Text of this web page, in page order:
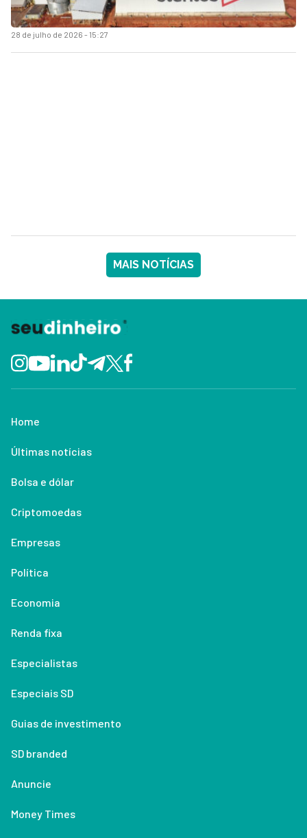
28 de julho de 2026 - 15:27
MAIS NOTÍCIAS
Home
Últimas notícias
Bolsa e dólar
Criptomoedas
Empresas
Política
Economia
Renda fixa
Especialistas
Especiais SD
Guias de investimento
SD branded
Anuncie
Money Times